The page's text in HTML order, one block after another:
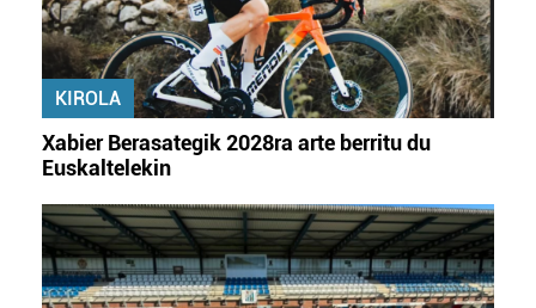
KIROLA
Xabier Berasategik 2028ra arte berritu du
Euskaltelekin